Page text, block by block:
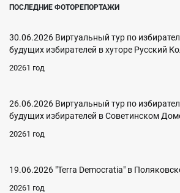
ПОСЛЕДНИЕ ФОТОРЕПОРТАЖИ
30.06.2026 Виртуальный тур по
будущих избирателей в хуторе Русский
20261 год
26.06.2026 Виртуальный тур по
будущих избирателей в Советинском
20261 год
19.06.2026 "Terra Democratia" в
20261 год